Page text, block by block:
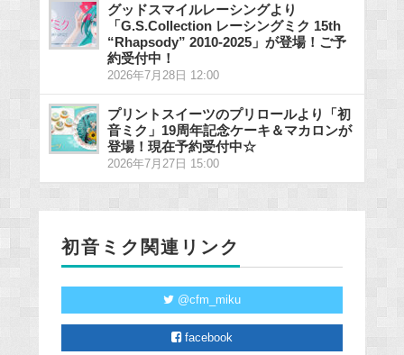
グッドスマイルレーシングより
「G.S.Collection レーシングミク 15th
“Rhapsody” 2010-2025」が登場！ご予
約受付中！
2026年7月28日 12:00
プリントスイーツのプリロールより「初
音ミク」19周年記念ケーキ＆マカロンが
登場！現在予約受付中☆
2026年7月27日 15:00
初音ミク関連リンク
@cfm_miku
facebook